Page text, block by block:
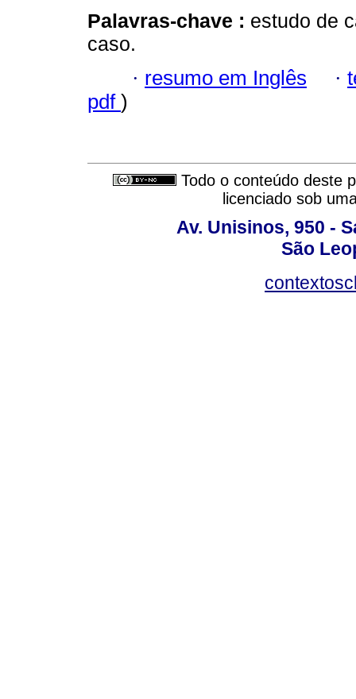
Palavras-chave : estudo de
caso.
· resumo em Inglês ·
pdf )
Todo o conteúdo deste
licenciado sob
Av. Unisinos, 950 -
São